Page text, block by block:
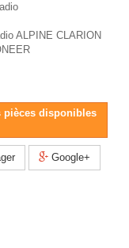
ALPINE CLARION
pièces disponibles
Google+